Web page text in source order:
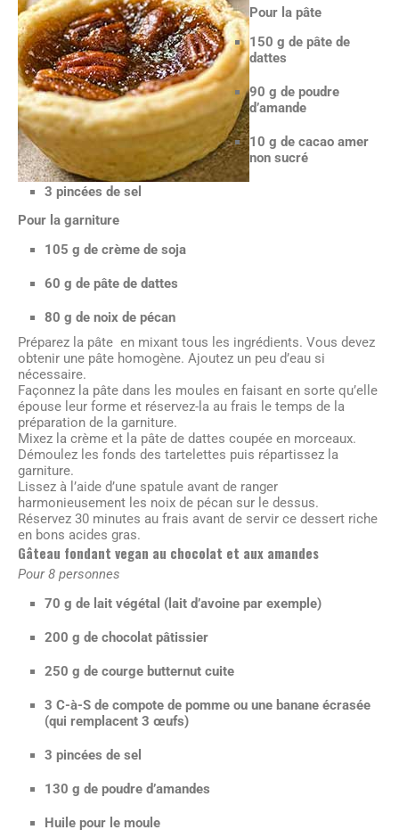
Pour la pâte
150 g de pâte de
dattes
90 g de poudre
d’amande
10 g de cacao amer
non sucré
3 pincées de sel
Pour la garniture
105 g de crème de soja
60 g de pâte de dattes
80 g de noix de pécan
Préparez la pâte en mixant tous les ingrédients. Vous devez
obtenir une pâte homogène. Ajoutez un peu d’eau si
nécessaire.
Façonnez la pâte dans les moules en faisant en sorte qu’elle
épouse leur forme et réservez-la au frais le temps de la
préparation de la garniture.
Mixez la crème et la pâte de dattes coupée en morceaux.
Démoulez les fonds des tartelettes puis répartissez la
garniture.
Lissez à l’aide d’une spatule avant de ranger
harmonieusement les noix de pécan sur le dessus.
Réservez 30 minutes au frais avant de servir ce dessert riche
en bons acides gras.
Gâteau fondant vegan au chocolat et aux amandes
Pour 8 personnes
70 g de lait végétal (lait d’avoine par exemple)
200 g de chocolat pâtissier
250 g de courge butternut cuite
3 C-à-S de compote de pomme ou une banane écrasée
(qui remplacent 3 œufs)
3 pincées de sel
130 g de poudre d’amandes
Huile pour le moule